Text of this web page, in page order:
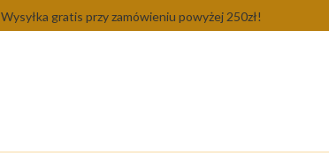
Wysyłka gratis przy zamówieniu powyżej 250zł!